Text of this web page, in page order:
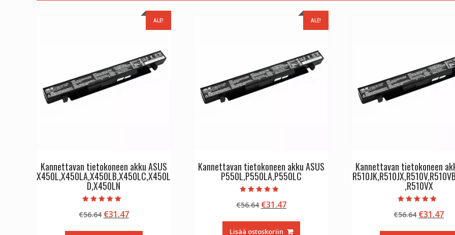
ALE!
Kannettavan tietokoneen akku ASUS
X450L,X450LA,X450LB,X450LC,X450L
D,X450LN
tuotteesta:
5.00
€56.64 Alkuperäinen
€31.47Nykyinen
ALE!
Kannettavan tietokoneen akku ASUS
P550L,P550LA,P550LC
tuotteesta:
4.50
€56.64 Alkuperäinen
oli:
€31.47Nykyinen
on:
Lisää ostoskoriin
Kannettavan tietokoneen
,R510VX
tuotteesta:
5.00
€56.64 €31.47